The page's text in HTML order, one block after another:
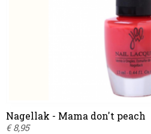
Nagellak - Mama don't peach
€ 8,95